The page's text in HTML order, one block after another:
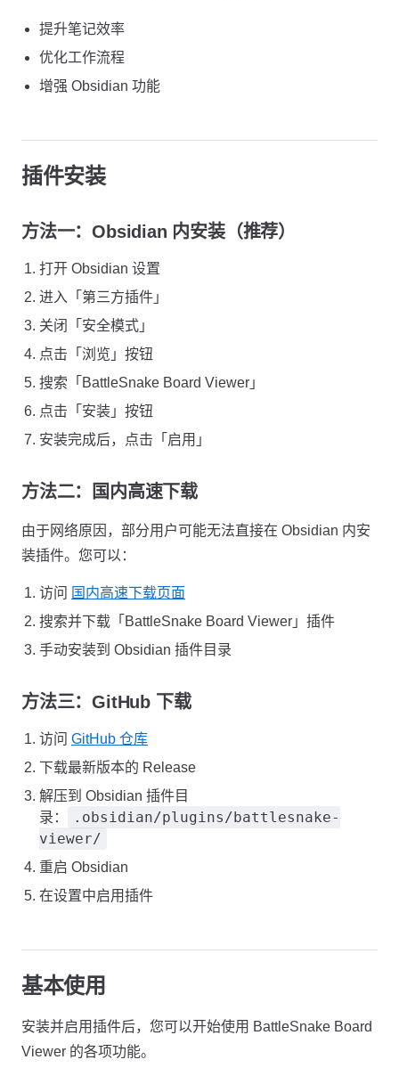
提升笔记效率
优化工作流程
增强 Obsidian 功能
插件安装
方法一：Obsidian 内安装（推荐）
打开 Obsidian 设置
进入「第三方插件」
关闭「安全模式」
点击「浏览」按钮
搜索「BattleSnake Board Viewer」
点击「安装」按钮
安装完成后，点击「启用」
方法二：国内高速下载
由于网络原因，部分用户可能无法直接在 Obsidian 内安
装插件。您可以：
访问 国内高速下载页面
搜索并下载「BattleSnake Board Viewer」插件
手动安装到 Obsidian 插件目录
方法三：GitHub 下载
访问 GitHub 仓库
下载最新版本的 Release
解压到 Obsidian 插件目
录：
.obsidian/plugins/battlesnake-
viewer/
重启 Obsidian
在设置中启用插件
基本使用
安装并启用插件后，您可以开始使用 BattleSnake Board
Viewer 的各项功能。